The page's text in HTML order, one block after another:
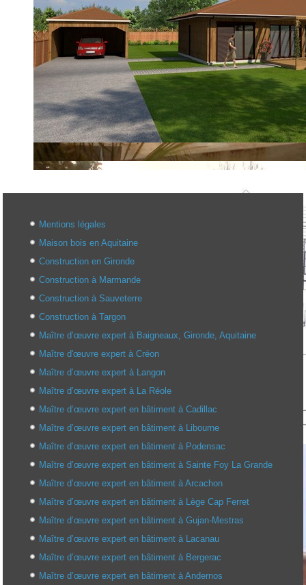
Mentions légales
Maison bois en Aquitaine
Construction en Gironde
Construction à Marmande
Construction à Sauveterre
Construction à Targon
Maître d’œuvre expert à Baigneaux, Gironde, Aquitaine
Maître d'œuvre expert à Créon
Maître d’œuvre expert à Langon
Maître d’œuvre expert à La Réole
Maître d’œuvre expert en bâtiment à Cadillac
Maître d’œuvre expert en bâtiment à Libourne
Maître d’œuvre expert en bâtiment à Podensac
Maître d’œuvre expert en bâtiment à Sainte Foy La Grande
Maître d’œuvre expert en bâtiment à Arcachon
Maître d’œuvre expert en bâtiment à Lège Cap Ferret
Maître d’œuvre expert en bâtiment à Gujan-Mestras
Maître d’œuvre expert en bâtiment à Lacanau
Maître d’œuvre expert en bâtiment à Bergerac
Maître d’œuvre expert en bâtiment à Andernos